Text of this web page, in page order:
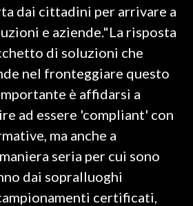
dai cittadini per arrivare a
e aziende."La risposta
di soluzioni che
nel fronteggiare questo
è affidarsi a
ad essere 'compliant' con
ma anche a
seria per cui sono
dai sopralluoghi
certificati,